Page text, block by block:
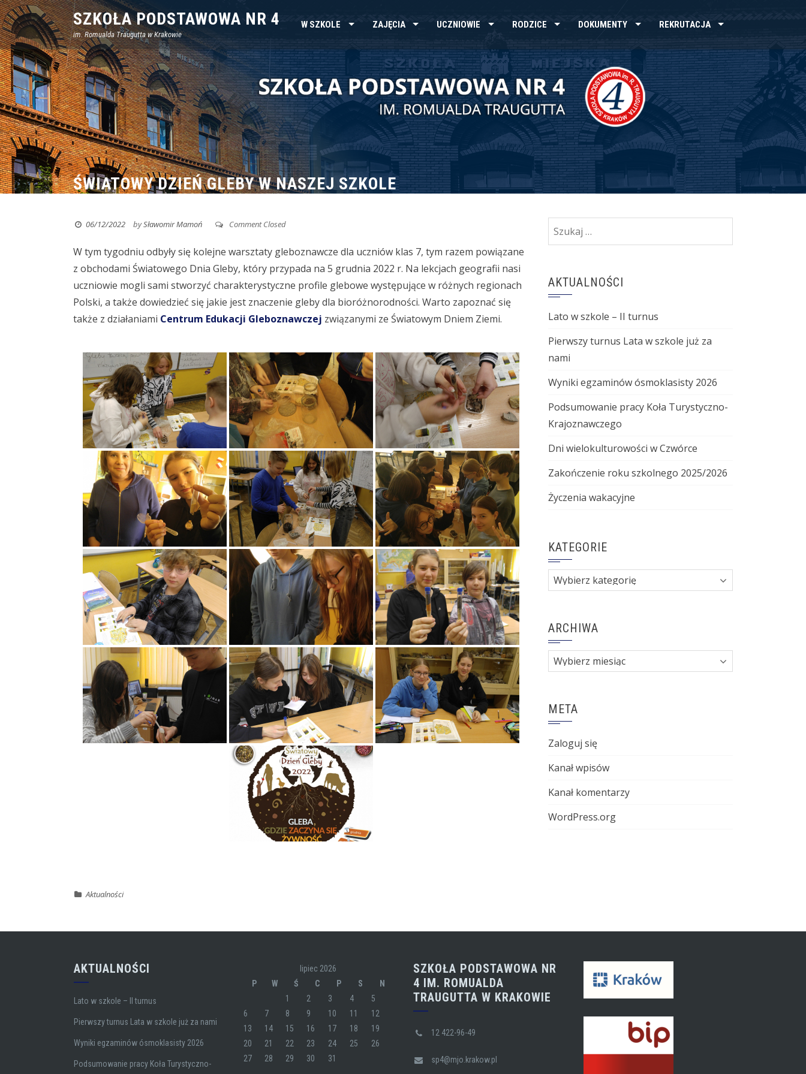
Skip
to
content
SZKOŁA PODSTAWOWA NR 4
im. Romualda Traugutta w Krakowie
W SZKOLE ZAJĘCIA UCZNIOWIE RODZICE DOKUMENTY REKRUTACJA
ŚWIATOWY DZIEŃ GLEBY W NASZEJ SZKOLE
06/12/2022 bySławomir Mamoń Comment Closed
W tym tygodniu odbyły się kolejne warsztaty gleboznawcze dla uczniów klas 7, tym razem powiązane
z obchodami Światowego Dnia Gleby, który przypada na 5 grudnia 2022 r. Na lekcjach geografii nasi
uczniowie mogli sami stworzyć charakterystyczne profile glebowe występujące w różnych regionach
Polski, a także dowiedzieć się jakie jest znaczenie gleby dla bioróżnorodności. Warto zapoznać się
także z działaniami Centrum Edukacji Gleboznawczej związanymi ze Światowym Dniem Ziemi.
Aktualności
Szukaj:
AKTUALNOŚCI
Lato w szkole – II turnus
Pierwszy turnus Lata w szkole już za
nami
Wyniki egzaminów ósmoklasisty 2026
Podsumowanie pracy Koła Turystyczno-
Krajoznawczego
Dni wielokulturowości w Czwórce
Zakończenie roku szkolnego 2025/2026
Życzenia wakacyjne
KATEGORIE
Kategorie
ARCHIWA
Archiwa
META
Zaloguj się
Kanał wpisów
Kanał komentarzy
WordPress.org
AKTUALNOŚCI
Lato w szkole – II turnus
Pierwszy turnus Lata w szkole już za nami
Wyniki egzaminów ósmoklasisty 2026
Podsumowanie pracy Koła Turystyczno-
lipiec 2026
P
W Ś C P S
N
1
2 3 4
5
6
7 8 9 10 11
12
13
14 15 16 17 18
19
20
21 22 23 24 25
26
27
28 29 30 31
SZKOŁA PODSTAWOWA NR
4 IM. ROMUALDA
TRAUGUTTA W KRAKOWIE
12 422-96-49
sp4@mjo.krakow.pl